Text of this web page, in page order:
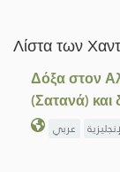
Λίστα των
Δόξα στον
(Σατανά)
عربي